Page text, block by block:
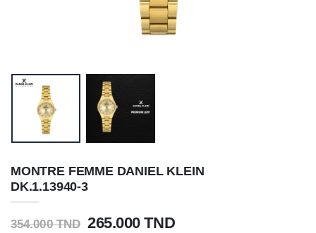
MONTRE FEMME DANIEL KLEIN
DK.1.13940-3
354.000 TND 265.000 TND